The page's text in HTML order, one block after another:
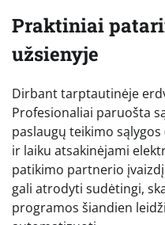
Praktiniai
užsienyje
Dirbant tarptautinėje
Profesionaliai paruošta
paslaugų teikimo sąlygos
ir laiku atsakinėjami
patikimo partnerio
gali atrodyti sudėtingi,
programos šiandien